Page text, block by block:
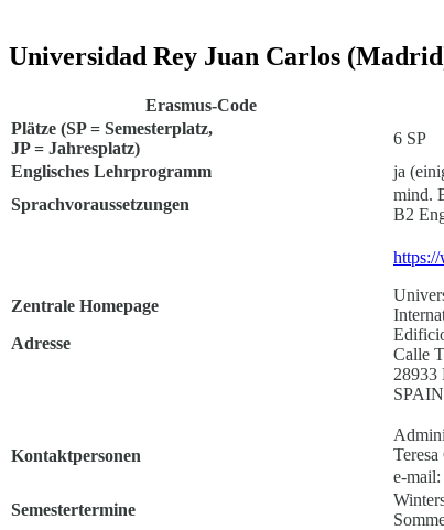
Universidad Rey Juan Carlos
Erasmus-Code
Plätze (SP = Semesterplatz,
JP = Jahresplatz)
6 SP
Englisches Lehrprogramm
ja
Sprachvoraussetzungen
mind.
B2
Zentrale Homepage
Adresse
Calle
28933
SPAIN
Kontaktpersonen
e-mail:
Semestertermine